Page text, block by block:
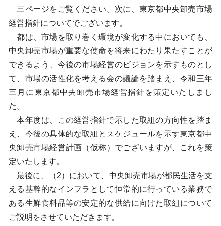
三ページをご覧ください。次に、東京都中央卸売市場
経営指針についてでございます。
都は、市場を取り巻く環境が変化する中においても、
中央卸売市場が重要な使命を将来にわたり果たすことが
できるよう、今後の市場経営のビジョンを示すものとし
て、市場の活性化を考える会の議論を踏まえ、令和三年
三月に東京都中央卸売市場経営指針を策定いたしまし
た。
本年度は、この経営指針で示した取組の方向性を踏ま
え、今後の具体的な取組とスケジュールを示す東京都中
央卸売市場経営計画（仮称）でございますが、これを策
定いたします。
最後に、（2）において、中央卸売市場が都民生活を支
える基幹的なインフラとして恒常的に行っている業務で
ある生鮮食料品等の安定的な供給に向けた取組について
ご説明をさせていただきます。